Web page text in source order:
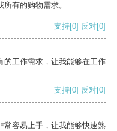
有的购物需求。
支持[0] 反对[0]
的工作需求，让我能够在工作
支持[0] 反对[0]
常容易上手，让我能够快速熟